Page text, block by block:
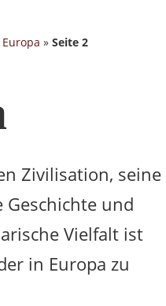
Europa » Seite 2
Zivilisation, seine
Geschichte und
Vielfalt ist
in Europa zu